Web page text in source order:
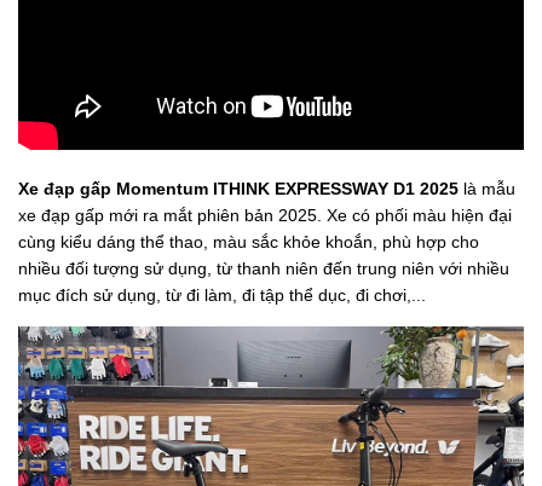
Xe đạp gấp Momentum ITHINK EXPRESSWAY D1 2025 là mẫu
xe đạp gấp mới ra mắt phiên bản 2025. Xe có phối màu hiện đại
cùng kiểu dáng thể thao, màu sắc khỏe khoắn, phù hợp cho
nhiều đối tượng sử dụng, từ thanh niên đến trung niên với nhiều
mục đích sử dụng, từ đi làm, đi tập thể dục, đi chơi,...